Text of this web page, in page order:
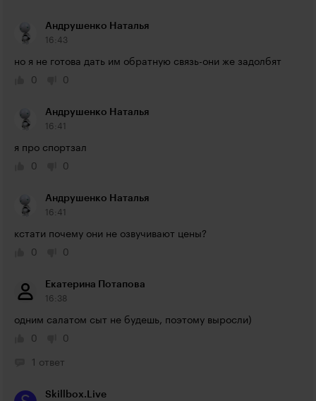
Андрушенко Наталья
16:43
но я не готова дать им обратную связь-они же задолбят
0
0
Андрушенко Наталья
16:41
я про спортзал
0
0
Андрушенко Наталья
16:41
кстати почему они не озвучивают цены?
0
0
Екатерина Потапова
16:38
одним салатом сыт не будешь, поэтому выросли)
0
0
1 ответ
Skillbox.Live